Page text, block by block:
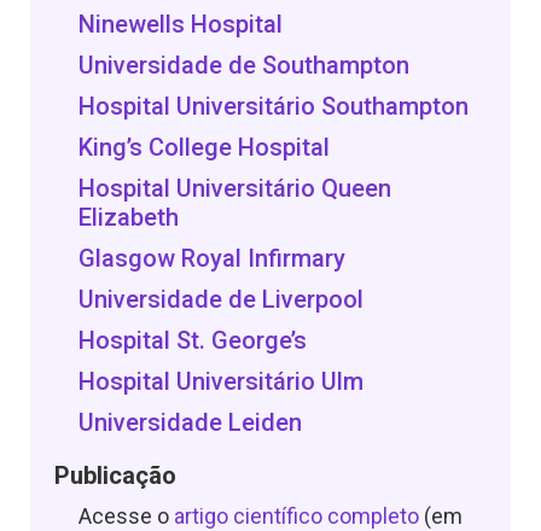
Ninewells Hospital
Universidade de Southampton
Hospital Universitário Southampton
King’s College Hospital
Hospital Universitário Queen
Elizabeth
Glasgow Royal Infirmary
Universidade de Liverpool
Hospital St. George’s
Hospital Universitário Ulm
Universidade Leiden
Publicação
Acesse o artigo científico completo (em